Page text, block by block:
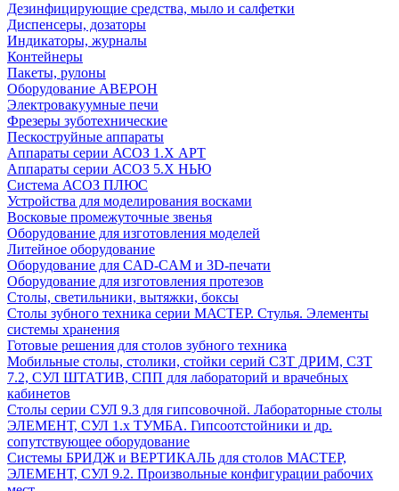
Дезинфицирующие средства, мыло и салфетки
Диспенсеры, дозаторы
Индикаторы, журналы
Контейнеры
Пакеты, рулоны
Оборудование АВЕРОН
Электровакуумные печи
Фрезеры зуботехнические
Пескоструйные аппараты
Аппараты серии АСОЗ 1.Х АРТ
Аппараты серии АСОЗ 5.Х НЬЮ
Система АСОЗ ПЛЮС
Устройства для моделирования восками
Восковые промежуточные звенья
Оборудование для изготовления моделей
Литейное оборудование
Оборудование для CAD-CAM и 3D-печати
Оборудование для изготовления протезов
Cтолы, светильники, вытяжки, боксы
Столы зубного техника серии МАСТЕР. Стулья. Элементы
системы хранения
Готовые решения для столов зубного техника
Мобильные столы, столики, стойки серий СЗТ ДРИМ, СЗТ
7.2, СУЛ ШТАТИВ, СПП для лабораторий и врачебных
кабинетов
Столы серии СУЛ 9.3 для гипсовочной. Лабораторные столы
ЭЛЕМЕНТ, СУЛ 1.х ТУМБА. Гипсоотстойники и др.
сопутствующее оборудование
Системы БРИДЖ и ВЕРТИКАЛЬ для столов МАСТЕР,
ЭЛЕМЕНТ, СУЛ 9.2. Произвольные конфигурации рабочих